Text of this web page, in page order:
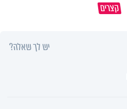
קצרים
יש לך שאלה?